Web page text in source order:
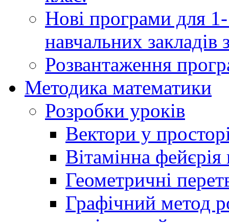
Нові програми для 1-
навчальних закладів
Розвантаження
Методика математики
Розробки уроків
Вектори у
Вітамінна фейєрія
Геометричні
Графічний метод